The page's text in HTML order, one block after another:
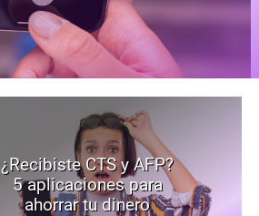
¿Recibiste CTS y AFP?
5 aplicaciones para
ahorrar tu dinero